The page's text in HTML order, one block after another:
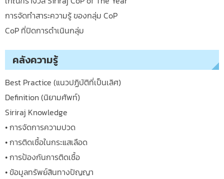
การจัดทำสาระความรู้ ของกลุ่ม CoP
CoP ที่ปิดการดำเนินกลุ่ม
คลังความรู้
Best Practice (แนวปฏิบัติที่เป็นเลิศ)
Definition (นิยามศัพท์)
Siriraj Knowledge
• การจัดการความปวด
• การติดเชื้อในกระแสเลือด
• การป้องกันการติดเชื้อ
• ข้อมูลทรัพย์สินทางปัญญา